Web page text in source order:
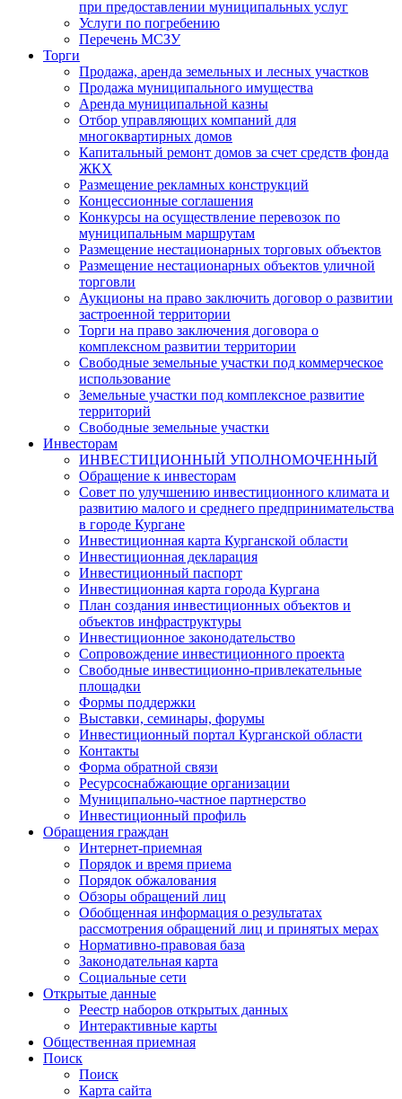
при предоставлении муниципальных услуг
Услуги по погребению
Перечень МСЗУ
Торги
Продажа, аренда земельных и лесных участков
Продажа муниципального имущества
Аренда муниципальной казны
Отбор управляющих компаний для
многоквартирных домов
Капитальный ремонт домов за счет средств фонда
ЖКХ
Размещение рекламных конструкций
Концессионные соглашения
Конкурсы на осуществление перевозок по
муниципальным маршрутам
Размещение нестационарных торговых объектов
Размещение нестационарных объектов уличной
торговли
Аукционы на право заключить договор о развитии
застроенной территории
Торги на право заключения договора о
комплексном развитии территории
Свободные земельные участки под коммерческое
использование
Земельные участки под комплексное развитие
территорий
Свободные земельные участки
Инвесторам
ИНВЕСТИЦИОННЫЙ УПОЛНОМОЧЕННЫЙ
Обращение к инвесторам
Совет по улучшению инвестиционного климата и
развитию малого и среднего предпринимательства
в городе Кургане
Инвестиционная карта Курганской области
Инвестиционная декларация
Инвестиционный паспорт
Инвестиционная карта города Кургана
План создания инвестиционных объектов и
объектов инфраструктуры
Инвестиционное законодательство
Сопровождение инвестиционного проекта
Свободные инвестиционно-привлекательные
площадки
Формы поддержки
Выставки, семинары, форумы
Инвестиционный портал Курганской области
Контакты
Форма обратной связи
Ресурсоснабжающие организации
Муниципально-частное партнерство
Инвестиционный профиль
Обращения граждан
Интернет-приемная
Порядок и время приема
Порядок обжалования
Обзоры обращений лиц
Обобщенная информация о результатах
рассмотрения обращений лиц и принятых мерах
Нормативно-правовая база
Законодательная карта
Социальные сети
Открытые данные
Реестр наборов открытых данных
Интерактивные карты
Общественная приемная
Поиск
Поиск
Карта сайта